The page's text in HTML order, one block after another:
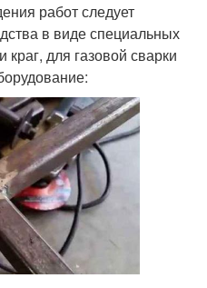
работ следует
в виде специальных
для газовой сварки